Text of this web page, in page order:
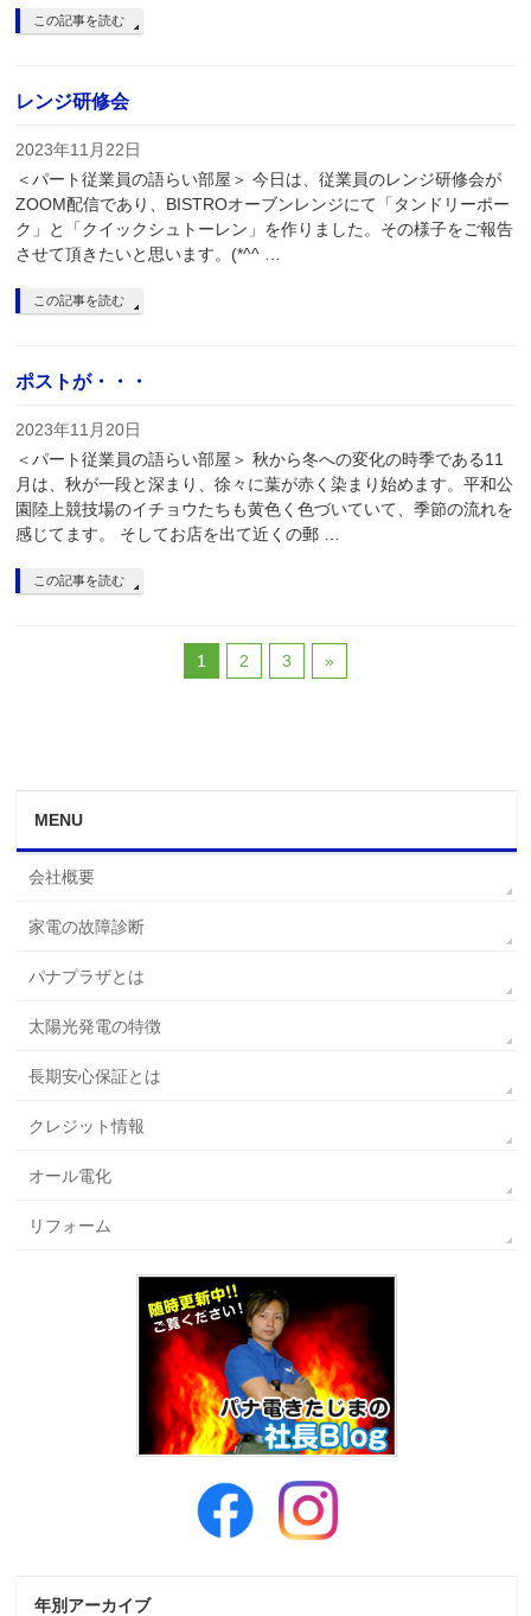
この記事を読む
レンジ研修会
2023年11月22日
＜パート従業員の語らい部屋＞ 今日は、従業員のレンジ研修会が
ZOOM配信であり、BISTROオーブンレンジにて「タンドリーポー
ク」と「クイックシュトーレン」を作りました。その様子をご報告
させて頂きたいと思います。(*^^ …
この記事を読む
ポストが・・・
2023年11月20日
＜パート従業員の語らい部屋＞ 秋から冬への変化の時季である11
月は、秋が一段と深まり、徐々に葉が赤く染まり始めます。平和公
園陸上競技場のイチョウたちも黄色く色づいていて、季節の流れを
感じてます。 そしてお店を出て近くの郵 …
この記事を読む
1 2 3 »
MENU
会社概要
家電の故障診断
パナプラザとは
太陽光発電の特徴
長期安心保証とは
クレジット情報
オール電化
リフォーム
年別アーカイブ